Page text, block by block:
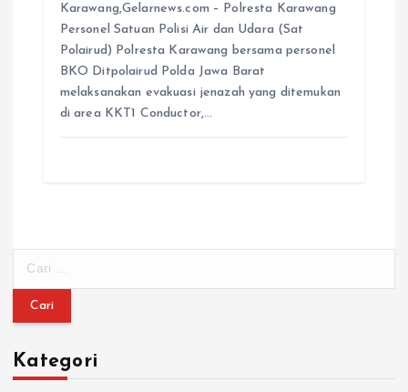
Karawang,Gelarnews.com – Polresta Karawang
Personel Satuan Polisi Air dan Udara (Sat
Polairud) Polresta Karawang bersama personel
BKO Ditpolairud Polda Jawa Barat
melaksanakan evakuasi jenazah yang ditemukan
di area KKT1 Conductor,…
i
n
t
Kategori